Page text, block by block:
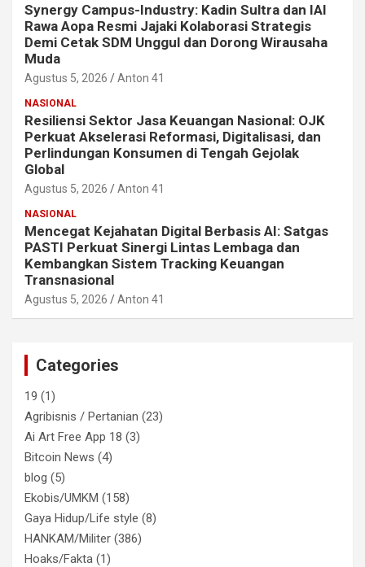
Synergy Campus-Industry: Kadin Sultra dan IAI
Rawa Aopa Resmi Jajaki Kolaborasi Strategis
Demi Cetak SDM Unggul dan Dorong Wirausaha
Muda
Agustus 5, 2026 Anton 41
NASIONAL
Resiliensi Sektor Jasa Keuangan Nasional: OJK
Perkuat Akselerasi Reformasi, Digitalisasi, dan
Perlindungan Konsumen di Tengah Gejolak
Global
Agustus 5, 2026 Anton 41
NASIONAL
Mencegat Kejahatan Digital Berbasis AI: Satgas
PASTI Perkuat Sinergi Lintas Lembaga dan
Kembangkan Sistem Tracking Keuangan
Transnasional
Agustus 5, 2026 Anton 41
Categories
19 (1)
Agribisnis / Pertanian (23)
Ai Art Free App 18 (3)
Bitcoin News (4)
blog (5)
Ekobis/UMKM (158)
Gaya Hidup/Life style (8)
HANKAM/Militer (386)
Hoaks/Fakta (1)